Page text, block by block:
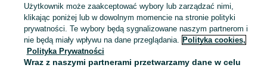
Zobacz
Mapa kategorii
Mapa miejscowości
Użytkownik może zaakceptować wybory lub zarządzać nimi,
klikając poniżej lub w dowolnym momencie na stronie polityki
prywatności. Te wybory będą sygnalizowane naszym partnerom i
nie będą miały wpływu na dane przeglądania. Polityka cookies,
Polityka Prywatności
Wraz z naszymi partnerami przetwarzamy dane w celu